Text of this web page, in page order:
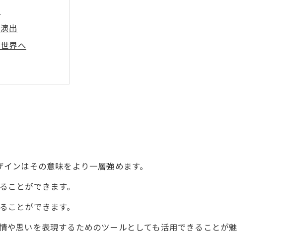
出
界へ
ンはその意味をより一層強めます。
とができます。
とができます。
思いを表現するためのツールとしても活用できることが魅